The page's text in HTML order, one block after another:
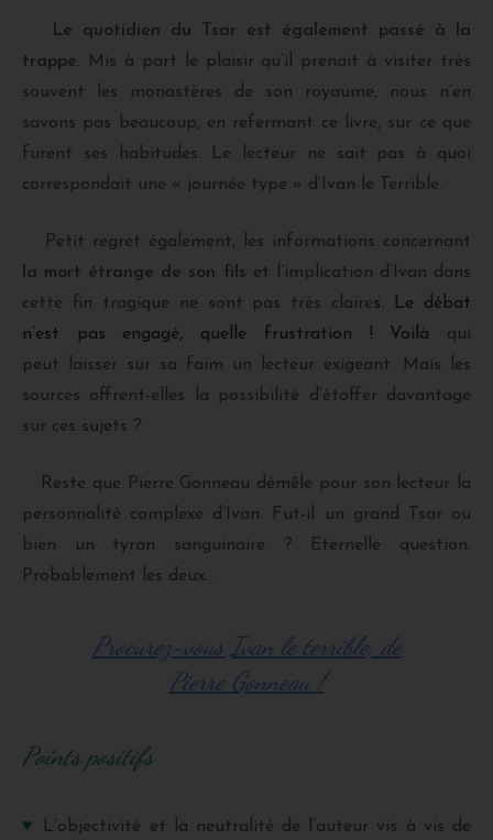
Le quotidien du Tsar est également passé à la
trappe. Mis à part le plaisir qu’il prenait à visiter très
souvent les monastères de son royaume, nous n’en
savons pas beaucoup, en refermant ce livre, sur ce que
furent ses habitudes. Le lecteur ne sait pas à quoi
correspondait une « journée type » d’Ivan le Terrible.
Petit regret également, les informations concernant
la mort étrange de son fils et l’implication d’Ivan dans
cette fin tragique ne sont pas très claires. Le débat
n’est pas engagé, quelle frustration ! Voilà qui
peut laisser sur sa faim un lecteur exigeant. Mais les
sources offrent-elles la possibilité d’étoffer davantage
sur ces sujets ?
Reste que Pierre Gonneau démêle pour son lecteur la
personnalité complexe d’Ivan. Fut-il un grand Tsar ou
bien un tyran sanguinaire ? Eternelle question.
Probablement les deux…
Procurez-vous Ivan le terrible, de
Pierre Gonneau !
Points positifs
♥
L’objectivité et la neutralité de l’auteur vis à vis de